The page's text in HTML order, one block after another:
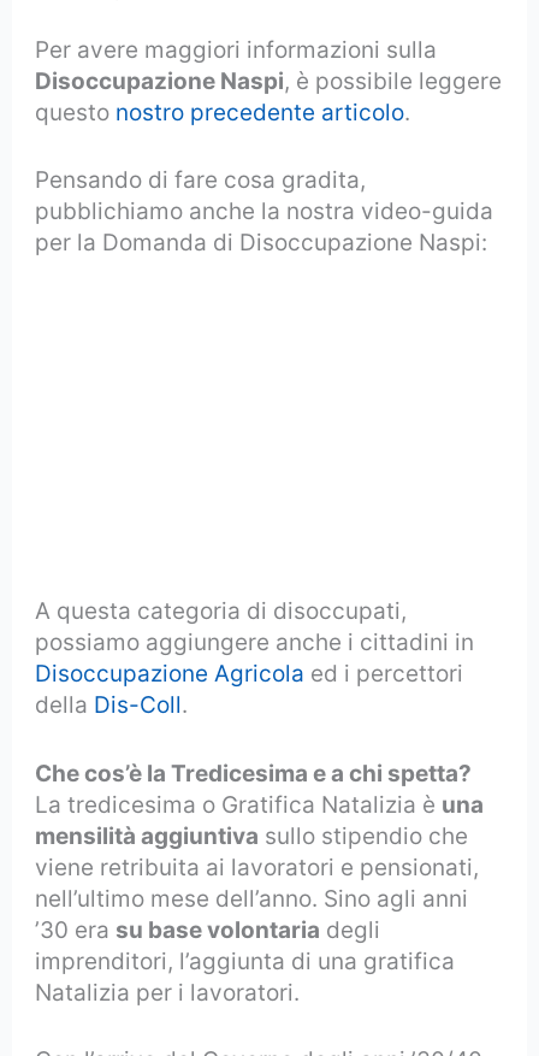
Per avere maggiori informazioni sulla
Disoccupazione Naspi, è possibile leggere
questo nostro precedente articolo.
Pensando di fare cosa gradita,
pubblichiamo anche la nostra video-guida
per la Domanda di Disoccupazione Naspi:
A questa categoria di disoccupati,
possiamo aggiungere anche i cittadini in
Disoccupazione Agricola ed i percettori
della Dis-Coll.
Che cos’è la Tredicesima e a chi spetta?
La tredicesima o Gratifica Natalizia è una
mensilità aggiuntiva sullo stipendio che
viene retribuita ai lavoratori e pensionati,
nell’ultimo mese dell’anno. Sino agli anni
’30 era su base volontaria degli
imprenditori, l’aggiunta di una gratifica
Natalizia per i lavoratori.